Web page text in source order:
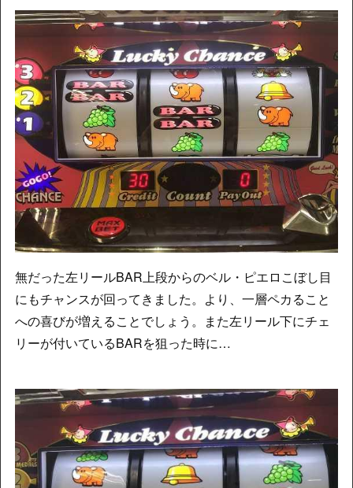
無だった左リールBAR上段からのベル・ピエロこぼし目
にもチャンスが回ってきました。より、一層ペカること
への喜びが増えることでしょう。また左リール下にチェ
リーが付いているBARを狙った時に…